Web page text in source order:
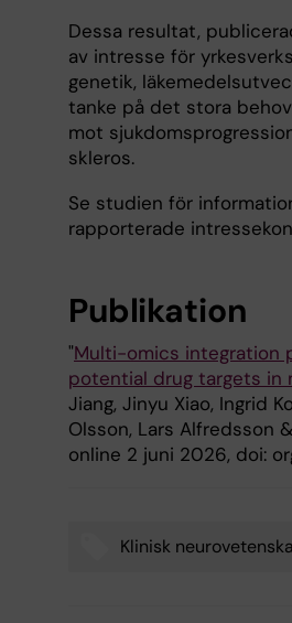
Dessa resultat,
av intresse för
genetik,
tanke på det stora
mot
skleros.
Se studien för
rapporterade
Publikation
"Multi-omics integration
potential drug targets in
Jiang, Jinyu Xiao, Ingrid
Olsson, Lars Alfredsson
online 2 juni 2026, doi:
Klinisk